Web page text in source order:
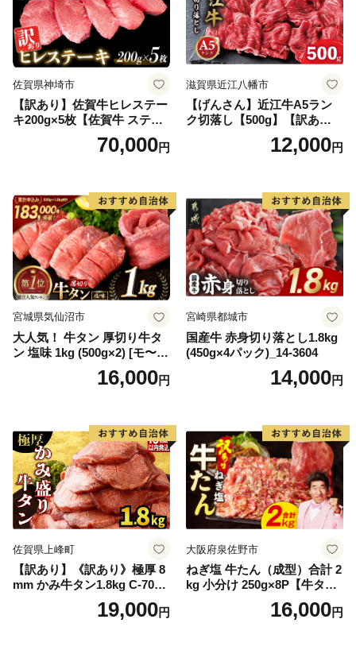
佐賀県神埼市
【訳あり】佐賀牛ヒレステー
キ200g×5枚【佐賀牛 ステー
キ ブランド肉 ヒレ肉 フィレ
肉 ジューシー ヘルシー】(H0
70,000円
滋賀県近江八幡市
【げんさん】近江牛A5ラン
ク切落し【500g】【訳あり】
12,000円
宮城県気仙沼市
大人気！ 牛タン 厚切り牛タ
ン 塩味 1kg (500g×2) [モ〜ラ
ンド 宮城県 気仙沼市 205646
60] 肉 牛肉 精肉 牛たん 牛タ
厚切り タン
16,000円
宮崎県都城市
国産牛 赤身切り落とし1.8kg
(450g×4パック)_14-3604
14,000円
佐賀県上峰町
【訳あり】《訳あり》極厚 8
mm かみ牛タン1.8kg C-709-
19,000円
大阪府泉佐野市
ねぎ塩 牛たん（成型）合計 2
kg 小分け 250g×8P【牛タン
牛肉 焼肉用 薄切り 訳あり サ
16,000円